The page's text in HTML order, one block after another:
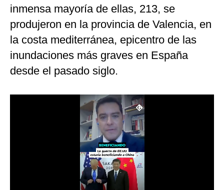
Tecnología
Mix
G de Gestión
Notas Contratadas
inmensa mayoría de ellas, 213, se
produjeron en la provincia de Valencia, en
la costa mediterránea, epicentro de las
inundaciones más graves en España
desde el pasado siglo.